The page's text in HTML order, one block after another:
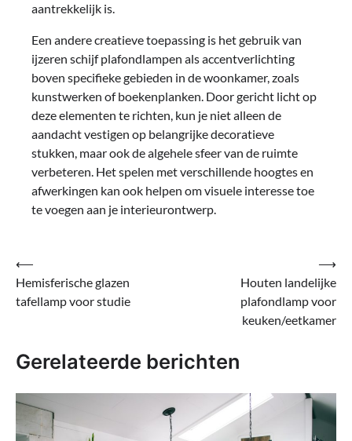
aantrekkelijk is.
Een andere creatieve toepassing is het gebruik van
ijzeren schijf plafondlampen als accentverlichting
boven specifieke gebieden in de woonkamer, zoals
kunstwerken of boekenplanken. Door gericht licht op
deze elementen te richten, kun je niet alleen de
aandacht vestigen op belangrijke decoratieve
stukken, maar ook de algehele sfeer van de ruimte
verbeteren. Het spelen met verschillende hoogtes en
afwerkingen kan ook helpen om visuele interesse toe
te voegen aan je interieurontwerp.
Bericht
navigatie
⟵
Hemisferische glazen
tafellamp voor studie
Houten landelijke
plafondlamp voor
keuken/eetkamer
⟶
Gerelateerde berichten